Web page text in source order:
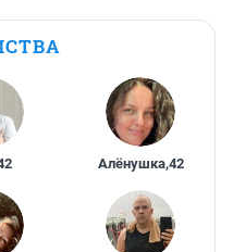
Алёнушка,42